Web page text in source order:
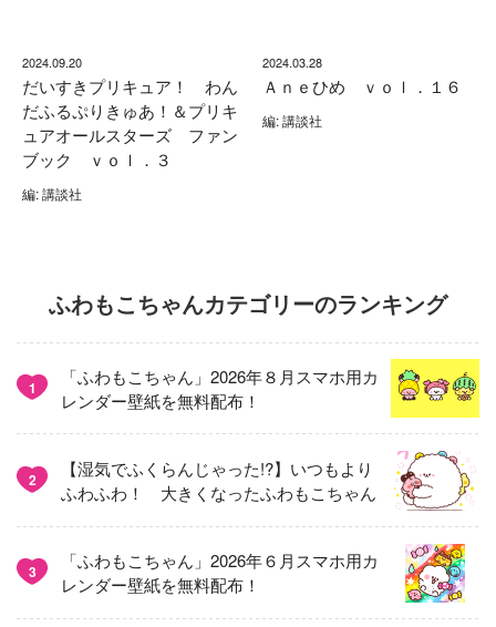
2024.09.20
だいすきプリキュア！ わん
だふるぷりきゅあ！＆プリキ
ュアオールスターズ ファン
ブック ｖｏｌ．３
編: 講談社
2024.03.28
Ａｎｅひめ ｖｏｌ．１６
編: 講談社
ふわもこちゃんカテゴリーのランキング
1
「ふわもこちゃん」2026年８月スマホ用カ
レンダー壁紙を無料配布！
2
【湿気でふくらんじゃった!?】いつもより
ふわふわ！ 大きくなったふわもこちゃん
3
「ふわもこちゃん」2026年６月スマホ用カ
レンダー壁紙を無料配布！